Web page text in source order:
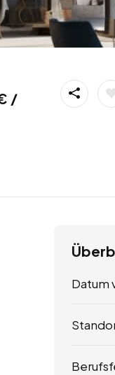
/
Datum